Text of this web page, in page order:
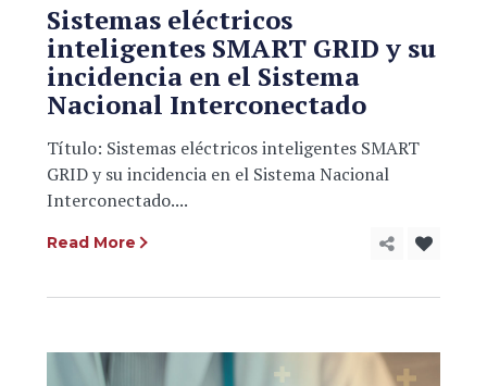
Sistemas eléctricos
inteligentes SMART GRID y su
incidencia en el Sistema
Nacional Interconectado
Título: Sistemas eléctricos inteligentes SMART
GRID y su incidencia en el Sistema Nacional
Interconectado....
Read More